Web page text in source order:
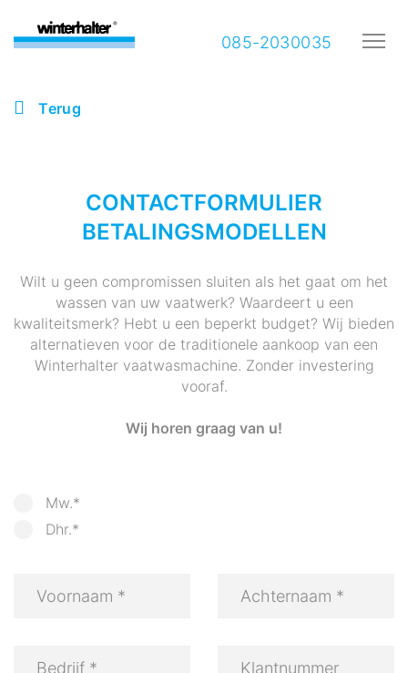
085-2030035
Terug
CONTACTFORMULIER
BETALINGSMODELLEN
Wilt u geen compromissen sluiten als het gaat om het
wassen van uw vaatwerk? Waardeert u een
kwaliteitsmerk? Hebt u een beperkt budget? Wij bieden
alternatieven voor de traditionele aankoop van een
Winterhalter vaatwasmachine. Zonder investering
vooraf.
Wij horen graag van u!
Mw.*
Dhr.*